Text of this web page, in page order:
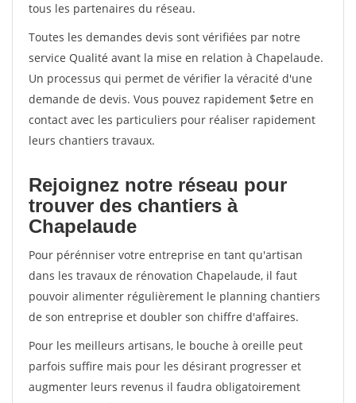
tous les partenaires du réseau.
Toutes les demandes devis sont vérifiées par notre
service Qualité avant la mise en relation à Chapelaude.
Un processus qui permet de vérifier la véracité d'une
demande de devis. Vous pouvez rapidement $etre en
contact avec les particuliers pour réaliser rapidement
leurs chantiers travaux.
Rejoignez notre réseau pour
trouver des chantiers à
Chapelaude
Pour pérénniser votre entreprise en tant qu'artisan
dans les travaux de rénovation Chapelaude, il faut
pouvoir alimenter régulièrement le planning chantiers
de son entreprise et doubler son chiffre d'affaires.
Pour les meilleurs artisans, le bouche à oreille peut
parfois suffire mais pour les désirant progresser et
augmenter leurs revenus il faudra obligatoirement